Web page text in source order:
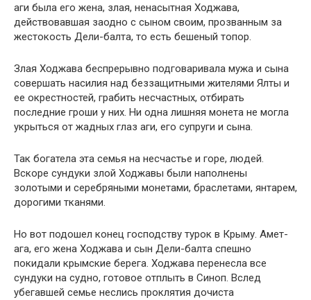
аги была его жена, злая, ненасытная Ходжава,
действовавшая заодно с сыном своим, прозванным за
жестокость Дели-балта, то есть бешеный топор.
Злая Ходжава беспрерывно подговаривала мужа и сына
совершать насилия над беззащитными жителями Ялты и
ее окрестностей, грабить несчастных, отбирать
последние гроши у них. Ни одна лишняя монета не могла
укрыться от жадных глаз аги, его супруги и сына.
Так богатела эта семья на несчастье и горе, людей.
Вскоре сундуки злой Ходжавы были наполнены
золотыми и серебряными монетами, браслетами, янтарем,
дорогими тканями.
Но вот подошел конец господству турок в Крыму. Амет-
ага, его жена Ходжава и сын Дели-балта спешно
покидали крымские берега. Ходжава перенесла все
сундуки на судно, готовое отплыть в Синоп. Вслед
убегавшей семье неслись проклятия дочиста